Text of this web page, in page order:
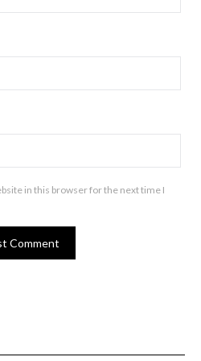
in this browser for the next time I